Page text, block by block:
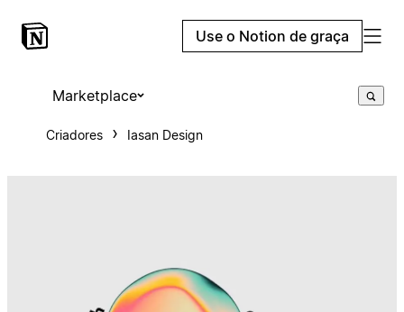
Use o Notion de graça
Marketplace
Criadores Iasan Design